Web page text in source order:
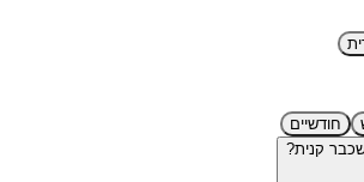
חודשיים
קנית?